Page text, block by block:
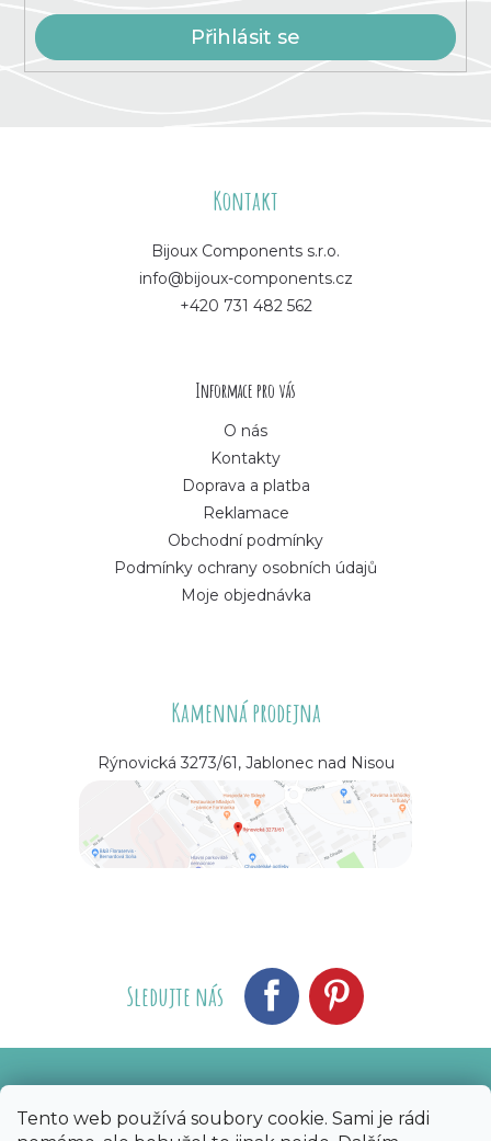
Tento web používá soubory cookie. Sami je rádi
Přihlásit se
Kontakt
Bijoux Components s.r.o.
info@bijoux-components.cz
+420 731 482 562
Informace pro vás
O nás
Kontakty
Doprava a platba
Reklamace
Obchodní podmínky
Podmínky ochrany osobních údajů
Moje objednávka
Kamenná prodejna
Rýnovická 3273/61, Jablonec nad Nisou
Sledujte nás